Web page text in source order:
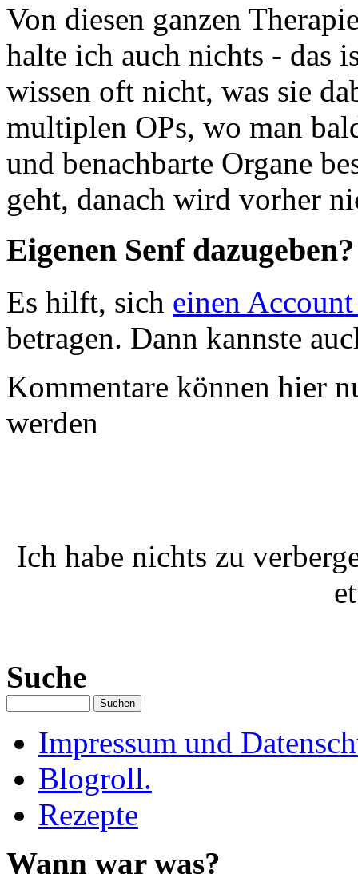
Von diesen ganzen
halte ich auch nichts - das
wissen oft nicht, was sie
multiplen OPs, wo man
und benachbarte Organe
geht, danach wird vorher
Eigenen Senf dazugeben?
Es hilft, sich einen
betragen. Dann kannste
Kommentare können hier
werden
Ich habe nichts zu
Suche
Impressum und
Blogroll.
Rezepte
Wann war was?